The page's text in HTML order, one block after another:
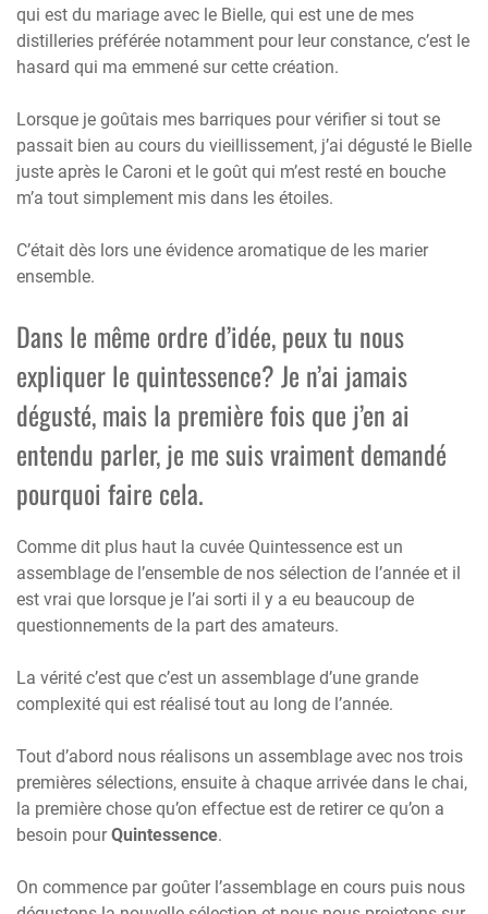
qui est du mariage avec le Bielle, qui est une de mes
distilleries préférée notamment pour leur constance, c’est le
hasard qui ma emmené sur cette création.
Lorsque je goûtais mes barriques pour vérifier si tout se
passait bien au cours du vieillissement, j’ai dégusté le Bielle
juste après le Caroni et le goût qui m’est resté en bouche
m’a tout simplement mis dans les étoiles.
C’était dès lors une évidence aromatique de les marier
ensemble.
Dans le même ordre d’idée, peux tu nous
expliquer le quintessence? Je n’ai jamais
dégusté, mais la première fois que j’en ai
entendu parler, je me suis vraiment demandé
pourquoi faire cela.
Comme dit plus haut la cuvée Quintessence est un
assemblage de l’ensemble de nos sélection de l’année et il
est vrai que lorsque je l’ai sorti il y a eu beaucoup de
questionnements de la part des amateurs.
La vérité c’est que c’est un assemblage d’une grande
complexité qui est réalisé tout au long de l’année.
Tout d’abord nous réalisons un assemblage avec nos trois
premières sélections, ensuite à chaque arrivée dans le chai,
la première chose qu’on effectue est de retirer ce qu’on a
besoin pourQuintessence.
On commence par goûter l’assemblage en cours puis nous